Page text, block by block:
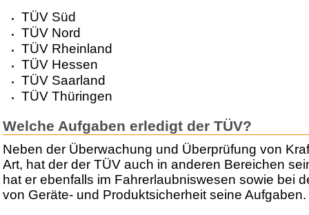
TÜV Süd
TÜV Nord
TÜV Rheinland
TÜV Hessen
TÜV Saarland
TÜV Thüringen
Welche Aufgaben erledigt der TÜV?
Neben der Überwachung und Überprüfung von
Art, hat der der TÜV auch in anderen Bereichen
hat er ebenfalls im Fahrerlaubniswesen sowie bei
von Geräte- und Produktsicherheit seine Aufgaben.